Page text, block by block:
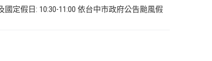
國定假日: 10:30-11:00 依台中市政府公告颱風假